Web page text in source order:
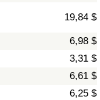
19,84 $
6,98 $
3,31 $
6,61 $
6,25 $